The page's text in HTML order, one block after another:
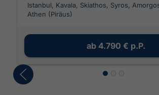
Istanbul, Kavala, Skiathos, Syros,
Athen (Piräus)
ab 4.790 € p.P.